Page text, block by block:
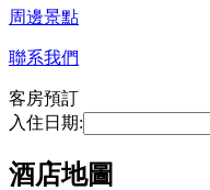
周邊景點
聯系我們
客房預訂
入住日期:
酒店地圖